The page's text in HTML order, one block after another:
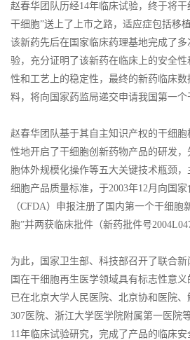
赵春华团队历经14年临床试验，终于将
干细胞”送上了上市之路，适应症包括移
该新药先后在国家临床药理基地完成了
验，充分证明了该新药在临床上的安全
性和工艺上的稳定性，最终的新药临床
料，将向国家药监局递交申请我国第一个
赵春华团队基于其自主知识产权的干细
性地开启了干细胞创新药物产品的研发
胞体外规模化操作等五大关键技术瓶颈
细胞产品质量标准，于2003年12月向国
（CFDA）申报注册了国内第一个干细胞
胞”并两获临床批件（新药批件号
为此，国家卫生部、科技部召开了联合
国在干细胞再生医学领域具有标志性意
已在北京大学人民医院、北京协和医院
307医院、浙江大学医学院附属第一医院
11年临床试验研究，完成了产品的临床